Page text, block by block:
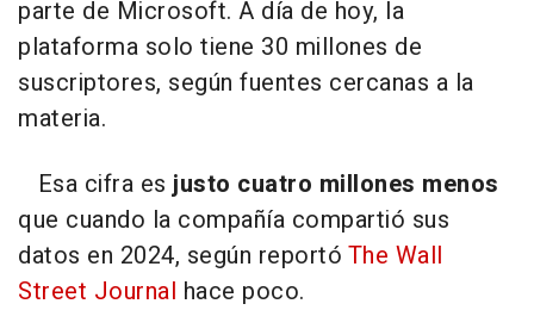
parte de Microsoft. A día de hoy, la
plataforma solo tiene 30 millones de
suscriptores, según fuentes cercanas a la
materia.
Esa cifra esjusto cuatro millones menos
que cuando la compañía compartió sus
datos en 2024, según reportó The Wall
Street Journal hace poco.